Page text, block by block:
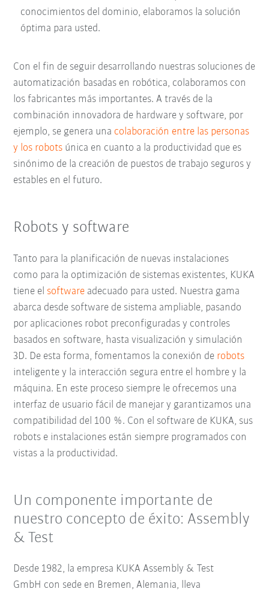
conocimientos del dominio, elaboramos la solución
óptima para usted.
Con el fin de seguir desarrollando nuestras soluciones de
automatización basadas en robótica, colaboramos con
los fabricantes más importantes. A través de la
combinación innovadora de hardware y software, por
ejemplo, se genera una colaboración entre las personas
y los robots única en cuanto a la productividad que es
sinónimo de la creación de puestos de trabajo seguros y
estables en el futuro.
Robots y software
Tanto para la planificación de nuevas instalaciones
como para la optimización de sistemas existentes, KUKA
tiene el software adecuado para usted. Nuestra gama
abarca desde software de sistema ampliable, pasando
por aplicaciones robot preconfiguradas y controles
basados en software, hasta visualización y simulación
3D. De esta forma, fomentamos la conexión de robots
inteligente y la interacción segura entre el hombre y la
máquina. En este proceso siempre le ofrecemos una
interfaz de usuario fácil de manejar y garantizamos una
compatibilidad del 100 %. Con el software de KUKA, sus
robots e instalaciones están siempre programados con
vistas a la productividad.
Un componente importante de
nuestro concepto de éxito: Assembly
& Test
Desde 1982, la empresa KUKA Assembly & Test
GmbH con sede en Bremen, Alemania, lleva